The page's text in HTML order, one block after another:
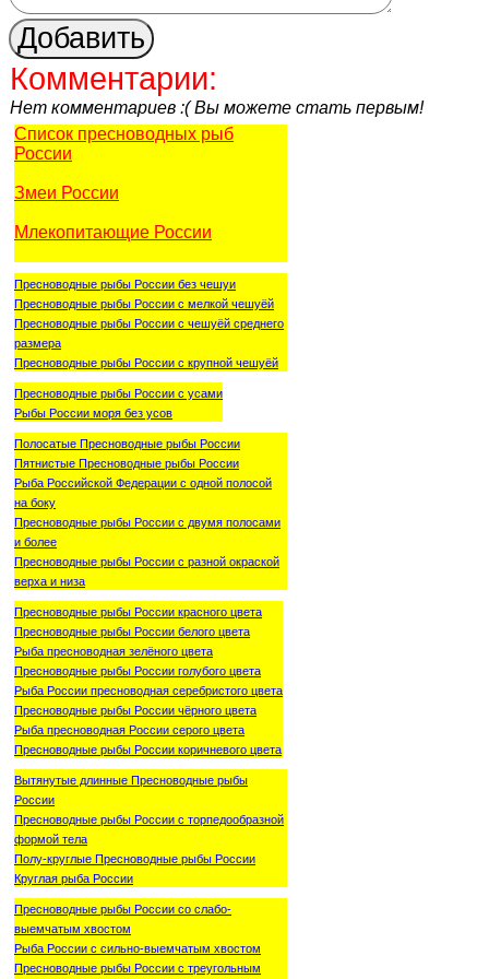
Комментарии:
Нет комментариев :( Вы можете стать первым!
Список пресноводных рыб
России
Змеи России
Млекопитающие России
Пресноводные рыбы России без чешуи
Пресноводные рыбы России с мелкой чешуёй
Пресноводные рыбы России с чешуёй среднего
размера
Пресноводные рыбы России с крупной чешуёй
Пресноводные рыбы России с усами
Рыбы России моря без усов
Полосатые Пресноводные рыбы России
Пятнистые Пресноводные рыбы России
Рыба Российской Федерации с одной полосой
на боку
Пресноводные рыбы России с двумя полосами
и более
Пресноводные рыбы России с разной окраской
верха и низа
Пресноводные рыбы России красного цвета
Пресноводные рыбы России белого цвета
Рыба пресноводная зелёного цвета
Пресноводные рыбы России голубого цвета
Рыба России пресноводная серебристого цвета
Пресноводные рыбы России чёрного цвета
Рыба пресноводная России серого цвета
Пресноводные рыбы России коричневого цвета
Вытянутые длинные Пресноводные рыбы
России
Пресноводные рыбы России с торпедообразной
формой тела
Полу-круглые Пресноводные рыбы России
Круглая рыба России
Пресноводные рыбы России со слабо-
выемчатым хвостом
Рыба России с сильно-выемчатым хвостом
Пресноводные рыбы России с треугольным